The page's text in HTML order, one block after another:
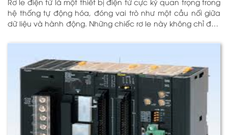
Rơ le điện tử là một thiết bị điện tử cực kỳ quan trọng trong
hệ thống tự động hóa, đóng vai trò như một cầu nối giữa
dữ liệu và hành động. Những chiếc rơ le này không chỉ đơn
thông minh giúp điều khiển và giám sát hoạt động của các
thiết bị khác nhau trong môi trường công nghiệp cũng như
trong hộ gia đình. Bằng cách sử dụng công nghệ hiện đại,
rơ le điện tử có khả năng xử lý và phản hồi nhanh chóng,
nhằm nâng cao hiệu suất hoạt động và độ an toàn cho
các hệ thống mà nó kiểm soát. N